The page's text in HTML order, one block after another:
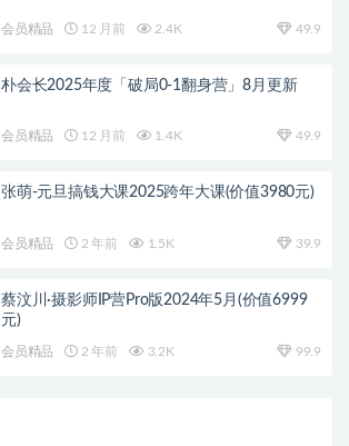
会员精品 12 月前 2.4K 49.9
朴会长2025年度「破局0-1翻身营」8月更新
会员精品 12 月前 1.4K 49.9
张萌-元旦搞钱大课2025跨年大课(价值3980元)
会员精品 2 年前 1.5K 39.9
蔡汶川·摄影师IP营Pro版2024年5月(价值6999
元)
会员精品 2 年前 3.2K 99.9